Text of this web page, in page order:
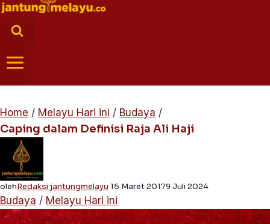
Home / Melayu Hari ini / Budaya /
Caping dalam Definisi Raja Ali Haji
olehRedaksi jantungmelayu 15 Maret 20179 Juli 2024
Budaya / Melayu Hari ini